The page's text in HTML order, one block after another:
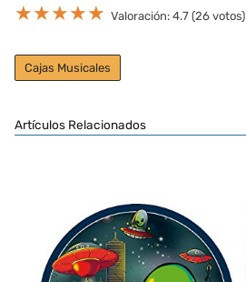
★★★★★ Valoración: 4.7 (26 votos)
Cajas Musicales
Artículos Relacionados